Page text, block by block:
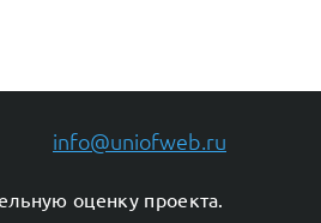
info@uniofweb.ru
оценку проекта.